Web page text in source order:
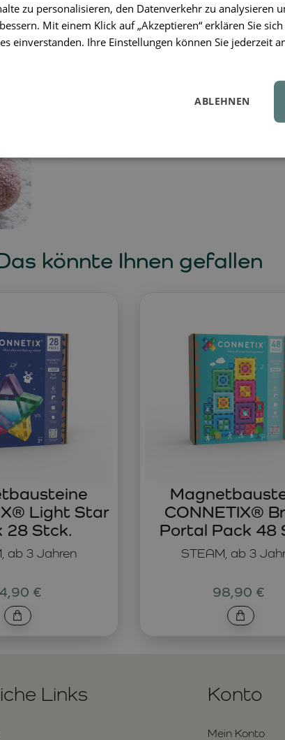
Die Kissen von Wigiwama®
Hergestellt aus hochwertigen,
Kissen weich, bequem und sicher für
bringen sie eine fröhliche und
ideal zum Entspannen, Lesen oder
sind maschinenwaschbar, was die
könnte Ihnen gefallen
ab 3 Jahren
Light Star
28 Stck.
€
STEAM, ab 3
CONNETIX®
Portal Pack 48
98,90 €
Links Konto
Mein Konto
zu personalisieren, den Datenverkehr zu analysieren
Mit einem Klick auf „Akzeptieren“ erklären Sie
einverstanden. Ihre Einstellungen können Sie jederzeit
ABLEHNEN